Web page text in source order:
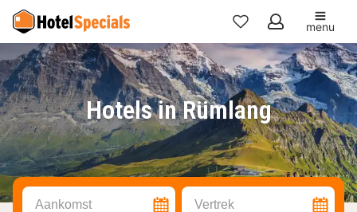
Mijn
favorieten
menu
Hotels in Rümlang
Aankomst Vertrek